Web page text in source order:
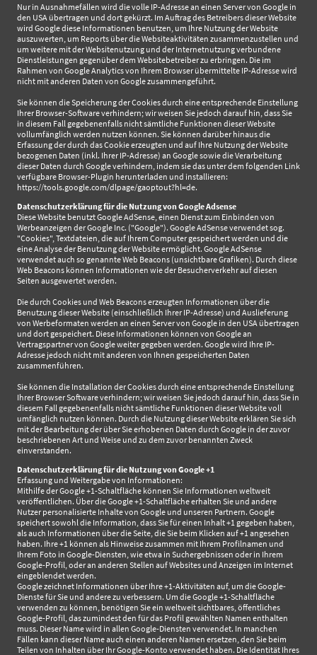
Nur in Ausnahmefällen wird die volle IP-Adresse an einen Server von Google in
den USA übertragen und dort gekürzt. Im Auftrag des Betreibers dieser Website
wird Google diese Informationen benutzen, um Ihre Nutzung der Website
auszuwerten, um Reports über die Websiteaktivitäten zusammenzustellen und
um weitere mit der Websitenutzung und der Internetnutzung verbundene
Dienstleistungen gegenüber dem Websitebetreiber zu erbringen. Die im
Rahmen von Google Analytics von Ihrem Browser übermittelte IP-Adresse wird
nicht mit anderen Daten von Google zusammengeführt.
Sie können die Speicherung der Cookies durch eine entsprechende Einstellung
Ihrer Browser-Software verhindern; wir weisen Sie jedoch darauf hin, dass Sie
in diesem Fall gegebenenfalls nicht sämtliche Funktionen dieser Website
vollumfänglich werden nutzen können. Sie können darüber hinaus die
Erfassung der durch das Cookie erzeugten und auf Ihre Nutzung der Website
bezogenen Daten (inkl. Ihrer IP-Adresse) an Google sowie die Verarbeitung
dieser Daten durch Google verhindern, indem sie das unter dem folgenden Link
verfügbare Browser-Plugin herunterladen und installieren:
https://tools.google.com/dlpage/gaoptout?hl=de.
Datenschutzerklärung für die Nutzung von Google Adsense
Diese Website benutzt Google AdSense, einen Dienst zum Einbinden von
Werbeanzeigen der Google Inc. ("Google"). Google AdSense verwendet sog.
"Cookies", Textdateien, die auf Ihrem Computer gespeichert werden und die
eine Analyse der Benutzung der Website ermöglicht. Google AdSense
verwendet auch so genannte Web Beacons (unsichtbare Grafiken). Durch diese
Web Beacons können Informationen wie der Besucherverkehr auf diesen
Seiten ausgewertet werden.
Die durch Cookies und Web Beacons erzeugten Informationen über die
Benutzung dieser Website (einschließlich Ihrer IP-Adresse) und Auslieferung
von Werbeformaten werden an einen Server von Google in den USA übertragen
und dort gespeichert. Diese Informationen können von Google an
Vertragspartner von Google weiter gegeben werden. Google wird Ihre IP-
Adresse jedoch nicht mit anderen von Ihnen gespeicherten Daten
zusammenführen.
Sie können die Installation der Cookies durch eine entsprechende Einstellung
Ihrer Browser Software verhindern; wir weisen Sie jedoch darauf hin, dass Sie in
diesem Fall gegebenenfalls nicht sämtliche Funktionen dieser Website voll
umfänglich nutzen können. Durch die Nutzung dieser Website erklären Sie sich
mit der Bearbeitung der über Sie erhobenen Daten durch Google in der zuvor
beschriebenen Art und Weise und zu dem zuvor benannten Zweck
einverstanden.
Datenschutzerklärung für die Nutzung von Google +1
Erfassung und Weitergabe von Informationen:
Mithilfe der Google +1-Schaltfläche können Sie Informationen weltweit
veröffentlichen. Über die Google +1-Schaltfläche erhalten Sie und andere
Nutzer personalisierte Inhalte von Google und unseren Partnern. Google
speichert sowohl die Information, dass Sie für einen Inhalt +1 gegeben haben,
als auch Informationen über die Seite, die Sie beim Klicken auf +1 angesehen
haben. Ihre +1 können als Hinweise zusammen mit Ihrem Profilnamen und
Ihrem Foto in Google-Diensten, wie etwa in Suchergebnissen oder in Ihrem
Google-Profil, oder an anderen Stellen auf Websites und Anzeigen im Internet
eingeblendet werden.
Google zeichnet Informationen über Ihre +1-Aktivitäten auf, um die Google-
Dienste für Sie und andere zu verbessern. Um die Google +1-Schaltfläche
verwenden zu können, benötigen Sie ein weltweit sichtbares, öffentliches
Google-Profil, das zumindest den für das Profil gewählten Namen enthalten
muss. Dieser Name wird in allen Google-Diensten verwendet. In manchen
Fällen kann dieser Name auch einen anderen Namen ersetzen, den Sie beim
Teilen von Inhalten über Ihr Google-Konto verwendet haben. Die Identität Ihres